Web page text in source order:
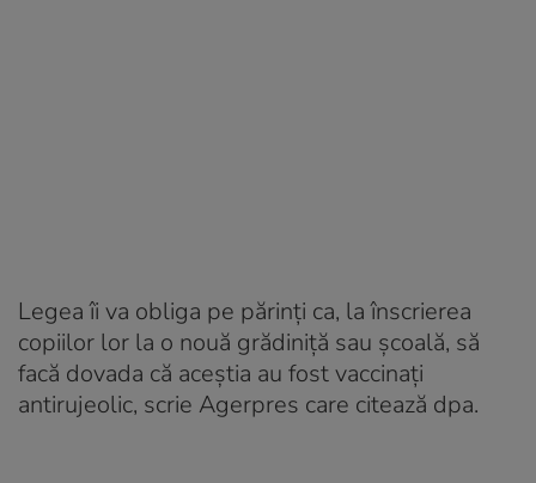
Legea îi va obliga pe părinţi ca, la înscrierea
copiilor lor la o nouă grădiniţă sau şcoală, să
facă dovada că aceştia au fost vaccinaţi
antirujeolic, scrie Agerpres care citează dpa.